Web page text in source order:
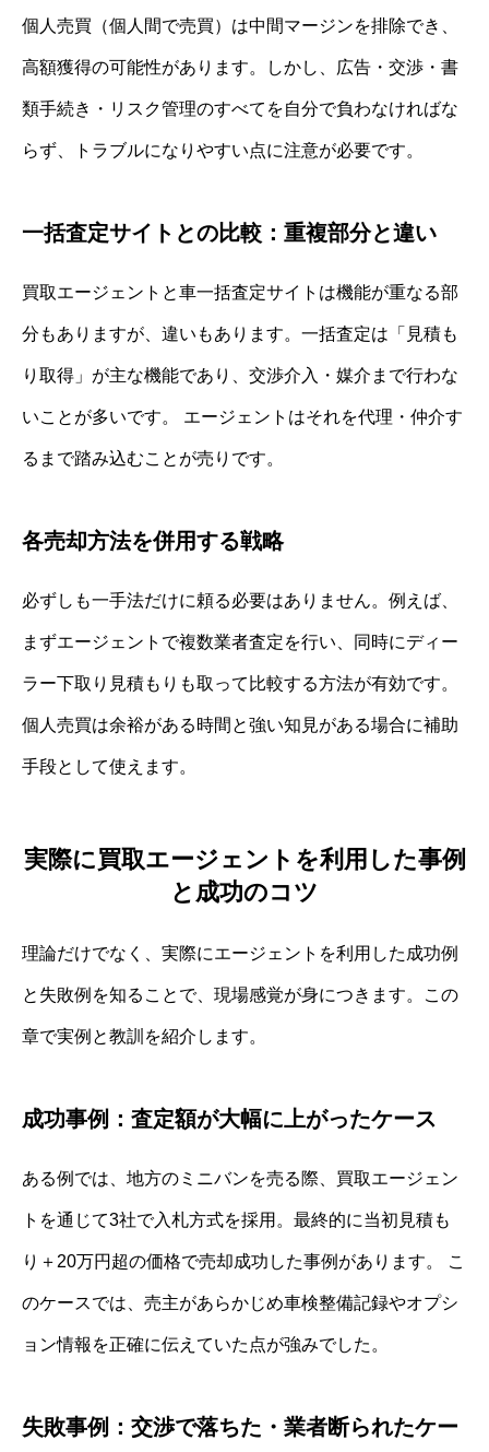
個人売買（個人間で売買）は中間マージンを排除でき、
高額獲得の可能性があります。しかし、広告・交渉・書
類手続き・リスク管理のすべてを自分で負わなければな
らず、トラブルになりやすい点に注意が必要です。
一括査定サイトとの比較：重複部分と違い
買取エージェントと車一括査定サイトは機能が重なる部
分もありますが、違いもあります。一括査定は「見積も
り取得」が主な機能であり、交渉介入・媒介まで行わな
いことが多いです。 エージェントはそれを代理・仲介す
るまで踏み込むことが売りです。
各売却方法を併用する戦略
必ずしも一手法だけに頼る必要はありません。例えば、
まずエージェントで複数業者査定を行い、同時にディー
ラー下取り見積もりも取って比較する方法が有効です。
個人売買は余裕がある時間と強い知見がある場合に補助
手段として使えます。
実際に買取エージェントを利用した事例
と成功のコツ
理論だけでなく、実際にエージェントを利用した成功例
と失敗例を知ることで、現場感覚が身につきます。この
章で実例と教訓を紹介します。
成功事例：査定額が大幅に上がったケース
ある例では、地方のミニバンを売る際、買取エージェン
トを通じて3社で入札方式を採用。最終的に当初見積も
り＋20万円超の価格で売却成功した事例があります。 こ
のケースでは、売主があらかじめ車検整備記録やオプシ
ョン情報を正確に伝えていた点が強みでした。
失敗事例：交渉で落ちた・業者断られたケー